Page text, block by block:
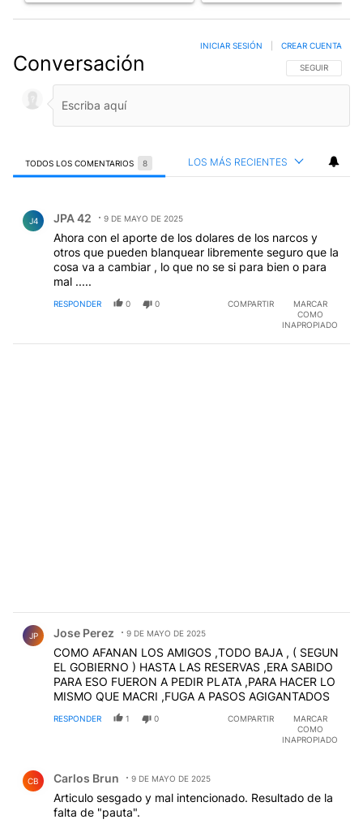
Conversación SIGA ESTA
SEGUIR
INICIAR SESIÓN CREAR CUENTA
TODOS LOS COMENTARIOS 8 LOS MÁS RECIENTES
J4 JPA 42 9 DE MAYO DE 2025
Ahora con el aporte de los dolares de los narcos y
otros que pueden blanquear libremente seguro que la
cosa va a cambiar , lo que no se si para bien o para
mal .....
RESPONDER 0 0 COMPARTIR
MARCAR
COMO
INAPROPIADO
JP Jose Perez 9 DE MAYO DE 2025
COMO AFANAN LOS AMIGOS ,TODO BAJA , ( SEGUN
EL GOBIERNO ) HASTA LAS RESERVAS ,ERA SABIDO
PARA ESO FUERON A PEDIR PLATA ,PARA HACER LO
MISMO QUE MACRI ,FUGA A PASOS AGIGANTADOS
RESPONDER 1 0 COMPARTIR
MARCAR
COMO
INAPROPIADO
CB Carlos Brun 9 DE MAYO DE 2025
Articulo sesgado y mal intencionado. Resultado de la
falta de "pauta".